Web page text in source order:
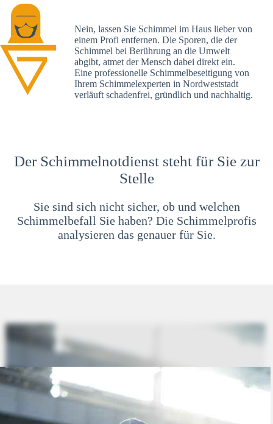
Nein, lassen Sie Schimmel im Haus lieber von
einem Profi entfernen. Die Sporen, die der
Schimmel bei Berührung an die Umwelt
abgibt, atmet der Mensch dabei direkt ein.
Eine professionelle Schimmelbeseitigung von
Ihrem Schimmelexperten in Nordweststadt
verläuft schadenfrei, gründlich und nachhaltig.
Der Schimmelnotdienst steht für Sie zur
Stelle
Sie sind sich nicht sicher, ob und welchen
Schimmelbefall Sie haben? Die Schimmelprofis
analysieren das genauer für Sie.